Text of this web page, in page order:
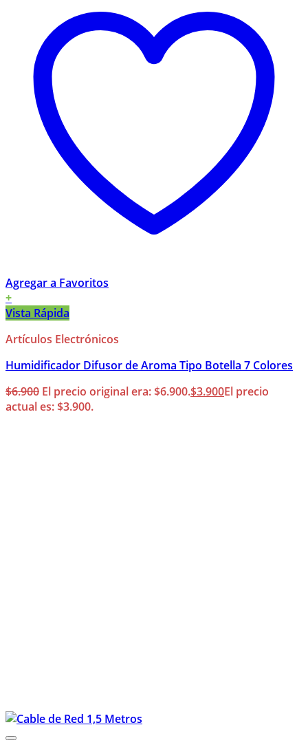
Agregar a Favoritos
+
Vista Rápida
Artículos Electrónicos
Humidificador Difusor de Aroma Tipo Botella 7 Colores
$6.900 El precio original era: $6.900.$3.900El precio
actual es: $3.900.